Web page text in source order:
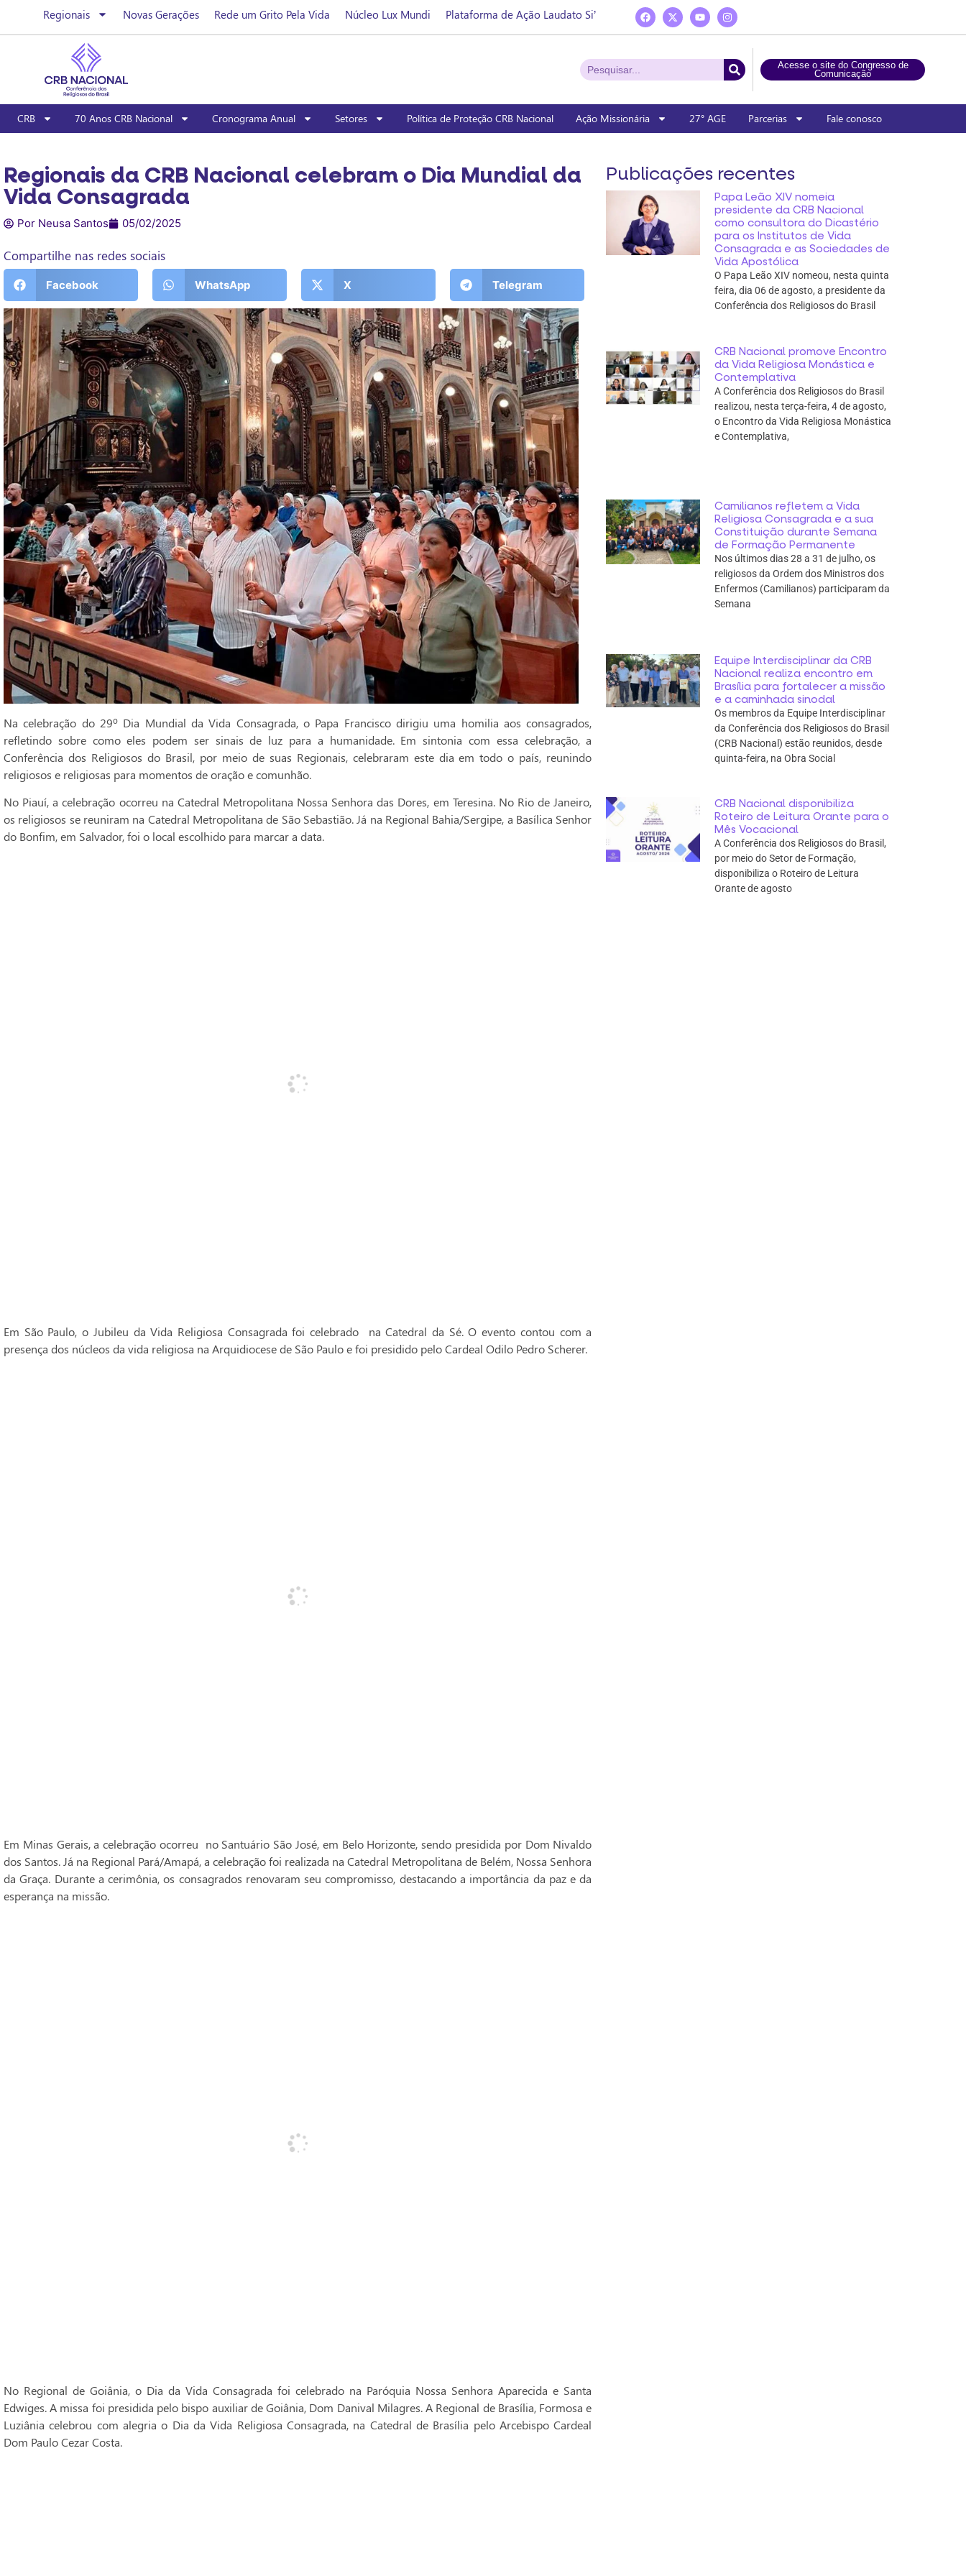
Regionais Novas Gerações Rede um Grito Pela Vida Núcleo Lux Mundi Plataforma de Ação Laudato Si’
Acesse o site do Congresso de
Comunicação
CRB 70 Anos CRB Nacional Cronograma Anual Setores Política de Proteção CRB Nacional Ação Missionária 27° AGE Parcerias Fale conosco
Regionais da CRB Nacional celebram o Dia Mundial da
Vida Consagrada
Por Neusa Santos 05/02/2025
Compartilhe nas redes sociais
Facebook WhatsApp X Telegram
Na celebração do 29º Dia Mundial da Vida Consagrada, o Papa Francisco dirigiu uma homilia aos consagrados,
refletindo sobre como eles podem ser sinais de luz para a humanidade. Em sintonia com essa celebração, a
Conferência dos Religiosos do Brasil, por meio de suas Regionais, celebraram este dia em todo o país, reunindo
religiosos e religiosas para momentos de oração e comunhão.
No Piauí, a celebração ocorreu na Catedral Metropolitana Nossa Senhora das Dores, em Teresina. No Rio de Janeiro,
os religiosos se reuniram na Catedral Metropolitana de São Sebastião. Já na Regional Bahia/Sergipe, a Basílica Senhor
do Bonfim, em Salvador, foi o local escolhido para marcar a data.
Em São Paulo, o Jubileu da Vida Religiosa Consagrada foi celebrado na Catedral da Sé. O evento contou com a
presença dos núcleos da vida religiosa na Arquidiocese de São Paulo e foi presidido pelo Cardeal Odilo Pedro Scherer.
Em Minas Gerais, a celebração ocorreu no Santuário São José, em Belo Horizonte, sendo presidida por Dom Nivaldo
dos Santos. Já na Regional Pará/Amapá, a celebração foi realizada na Catedral Metropolitana de Belém, Nossa Senhora
da Graça. Durante a cerimônia, os consagrados renovaram seu compromisso, destacando a importância da paz e da
esperança na missão.
No Regional de Goiânia, o Dia da Vida Consagrada foi celebrado na Paróquia Nossa Senhora Aparecida e Santa
Edwiges. A missa foi presidida pelo bispo auxiliar de Goiânia, Dom Danival Milagres. A Regional de Brasília, Formosa e
Luziânia celebrou com alegria o Dia da Vida Religiosa Consagrada, na Catedral de Brasília pelo Arcebispo Cardeal
Dom Paulo Cezar Costa.
Publicações recentes
Papa Leão XIV nomeia
presidente da CRB Nacional
como consultora do Dicastério
para os Institutos de Vida
Consagrada e as Sociedades de
Vida Apostólica
O Papa Leão XIV nomeou, nesta quinta
feira, dia 06 de agosto, a presidente da
Conferência dos Religiosos do Brasil
CRB Nacional promove Encontro
da Vida Religiosa Monástica e
Contemplativa
A Conferência dos Religiosos do Brasil
realizou, nesta terça-feira, 4 de agosto,
o Encontro da Vida Religiosa Monástica
e Contemplativa,
Camilianos refletem a Vida
Religiosa Consagrada e a sua
Constituição durante Semana
de Formação Permanente
Nos últimos dias 28 a 31 de julho, os
religiosos da Ordem dos Ministros dos
Enfermos (Camilianos) participaram da
Semana
Equipe Interdisciplinar da CRB
Nacional realiza encontro em
Brasília para fortalecer a missão
e a caminhada sinodal
Os membros da Equipe Interdisciplinar
da Conferência dos Religiosos do Brasil
(CRB Nacional) estão reunidos, desde
quinta-feira, na Obra Social
CRB Nacional disponibiliza
Roteiro de Leitura Orante para o
Mês Vocacional
A Conferência dos Religiosos do Brasil,
por meio do Setor de Formação,
disponibiliza o Roteiro de Leitura
Orante de agosto